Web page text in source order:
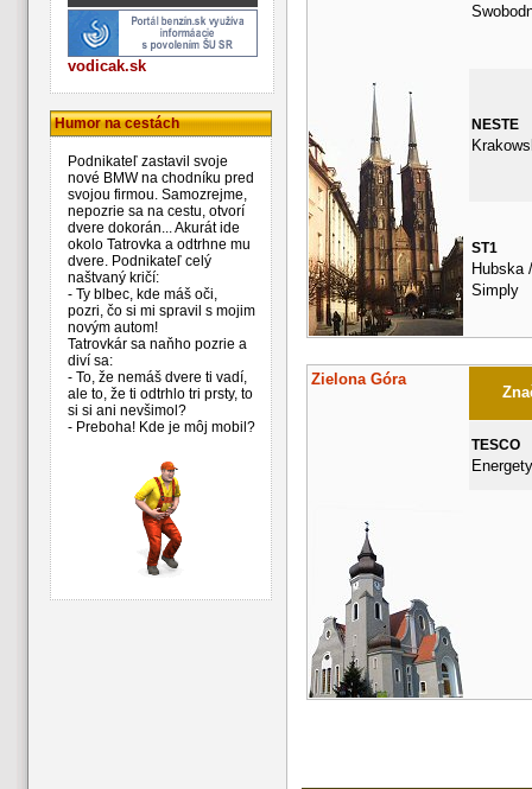
vodicak.sk
Humor na cestách
Podnikateľ zastavil svoje
nové BMW na chodníku pred
svojou firmou. Samozrejme,
nepozrie sa na cestu, otvorí
dvere dokorán... Akurát ide
okolo Tatrovka a odtrhne mu
dvere. Podnikateľ celý
naštvaný kričí:
- Ty blbec, kde máš oči,
pozri, čo si mi spravil s mojim
novým autom!
Tatrovkár sa naňho pozrie a
diví sa:
- To, že nemáš dvere ti vadí,
ale to, že ti odtrhlo tri prsty, to
si si ani nevšimol?
- Preboha! Kde je môj mobil?
NESTE
ST1
Hubska
Simply
Zielona Góra
TESCO